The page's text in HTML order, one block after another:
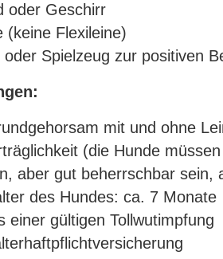
oder Geschirr
(keine Flexileine)
oder Spielzeug zur positiven
mit und ohne
(die Hunde
aber gut beherrschbar sein,
des Hundes: ca. 7 Monate
einer gültigen Tollwutimpfung